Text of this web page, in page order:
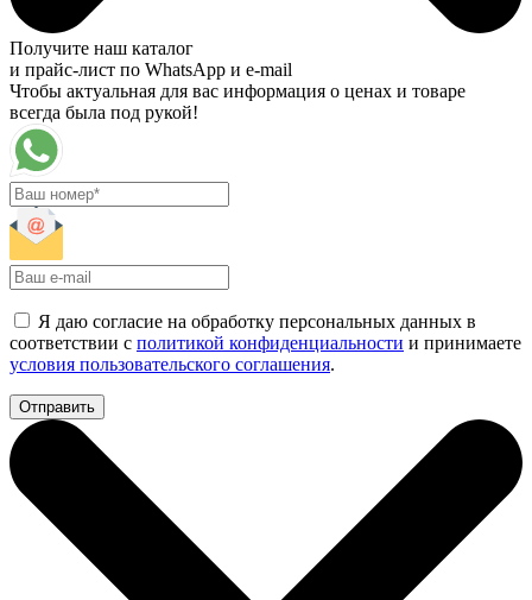
Получите наш каталог
и прайс-лист по WhatsApp и e-mail
Чтобы актуальная для вас информация о ценах и товаре
всегда была под рукой!
Я даю согласие на обработку персональных данных в
соответствии с политикой конфиденциальности и принимаете
условия пользовательского соглашения.